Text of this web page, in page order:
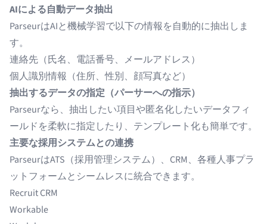
AIによる自動データ抽出
ParseurはAIと機械学習で以下の情報を自動的に抽出しま
す。
連絡先（氏名、電話番号、メールアドレス）
個人識別情報（住所、性別、顔写真など）
抽出するデータの指定（パーサーへの指示）
Parseurなら、抽出したい項目や匿名化したいデータフィ
ールドを柔軟に指定したり、テンプレート化も簡単です。
主要な採用システムとの連携
ParseurはATS（採用管理システム） 、CRM、各種人事プラ
ットフォームとシームレスに統合できます。
Recruit CRM
Workable